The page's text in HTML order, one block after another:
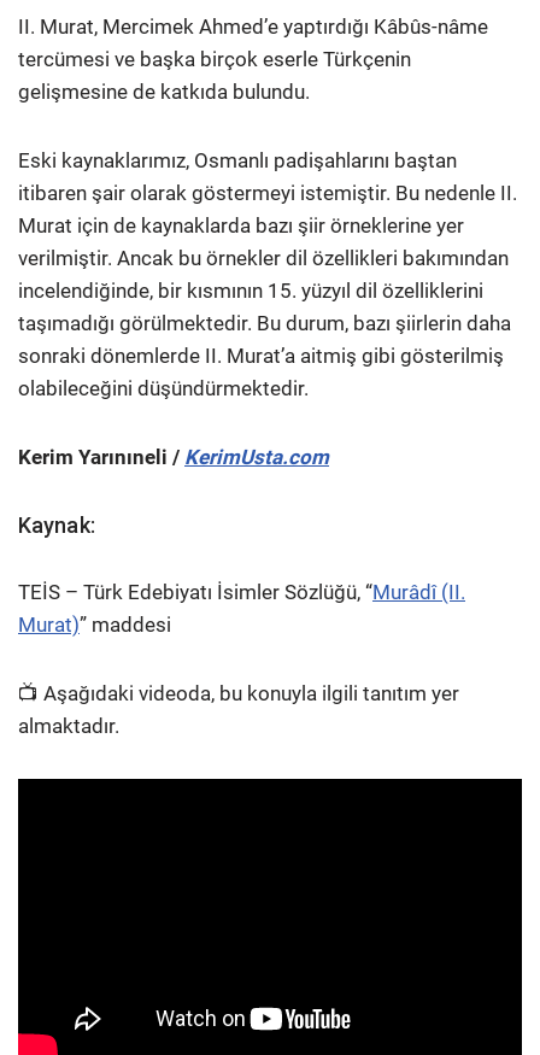
II. Murat, Mercimek Ahmed’e yaptırdığı Kâbûs-nâme
tercümesi ve başka birçok eserle Türkçenin
gelişmesine de katkıda bulundu.
Eski kaynaklarımız, Osmanlı padişahlarını baştan
itibaren şair olarak göstermeyi istemiştir. Bu nedenle II.
Murat için de kaynaklarda bazı şiir örneklerine yer
verilmiştir. Ancak bu örnekler dil özellikleri bakımından
incelendiğinde, bir kısmının 15. yüzyıl dil özelliklerini
taşımadığı görülmektedir. Bu durum, bazı şiirlerin daha
sonraki dönemlerde II. Murat’a aitmiş gibi gösterilmiş
olabileceğini düşündürmektedir.
Kerim Yarınıneli / KerimUsta.com
Kaynak:
TEİS – Türk Edebiyatı İsimler Sözlüğü, “Murâdî (II.
Murat)” maddesi
📺 Aşağıdaki videoda, bu konuyla ilgili tanıtım yer
almaktadır.